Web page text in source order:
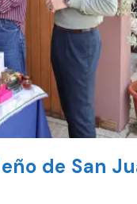
de San